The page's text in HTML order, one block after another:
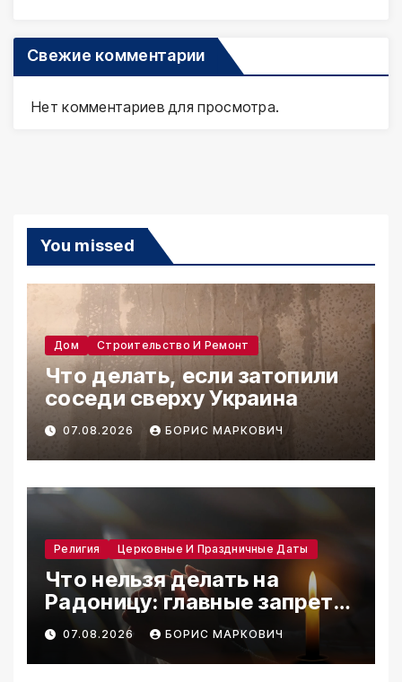
Свежие комментарии
Нет комментариев для просмотра.
You missed
Дом Строительство И Ремонт
Что делать, если затопили
соседи сверху Украина
07.08.2026 БОРИС МАРКОВИЧ
Религия Церковные И Праздничные Даты
Что нельзя делать на
Радоницу: главные запреты
дня
07.08.2026 БОРИС МАРКОВИЧ